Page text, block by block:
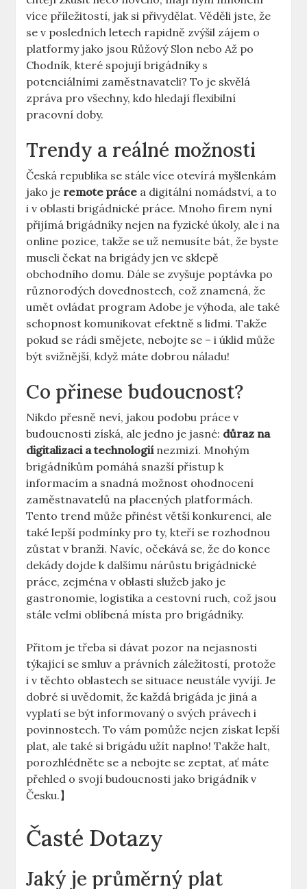
více příležitostí, jak si přivydělat. Věděli jste, že
se v posledních letech rapidně zvýšil zájem o
platformy jako jsou Růžový Slon nebo Až po
Chodník, které spojují brigádníky s
potenciálními zaměstnavateli? To je skvělá
zpráva pro všechny, kdo hledají flexibilní
pracovní doby.
Trendy a reálné možnosti
Česká republika se stále více otevírá myšlenkám
jako je remote práce a digitální nomádství, a to
i v oblasti brigádnické práce. Mnoho firem nyní
přijímá brigádníky nejen na fyzické úkoly, ale i na
online pozice, takže se už nemusíte bát, že byste
museli čekat na brigády jen ve sklepě
obchodního domu. Dále se zvyšuje poptávka po
různorodých dovednostech, což znamená, že
umět ovládat program Adobe je výhoda, ale také
schopnost komunikovat efektně s lidmi. Takže
pokud se rádi smějete, nebojte se – i úklid může
být svižnější, když máte dobrou náladu!
Co přinese budoucnost?
Nikdo přesně neví, jakou podobu práce v
budoucnosti získá, ale jedno je jasné: důraz na
digitalizaci a technologiínezmizí. Mnohým
brigádníkům pomáhá snazší přístup k
informacím a snadná možnost ohodnocení
zaměstnavatelů na placených platformách.
Tento trend může přinést větší konkurenci, ale
také lepší podmínky pro ty, kteří se rozhodnou
zůstat v branži. Navíc, očekává se, že do konce
dekády dojde k dalšímu nárůstu brigádnické
práce, zejména v oblasti služeb jako je
gastronomie, logistika a cestovní ruch, což jsou
stále velmi oblíbená místa pro brigádníky.
Přitom je třeba si dávat pozor na nejasnosti
týkající se smluv a právních záležitostí, protože
i v těchto oblastech se situace neustále vyvíjí. Je
dobré si uvědomit, že každá brigáda je jiná a
vyplatí se být informovaný o svých právech i
povinnostech. To vám pomůže nejen získat lepší
plat, ale také si brigádu užít naplno! Takže halt,
porozhlédněte se a nebojte se zeptat, ať máte
přehled o svojí budoucnosti jako brigádník v
Česku.】
Časté Dotazy
Jaký je průměrný plat